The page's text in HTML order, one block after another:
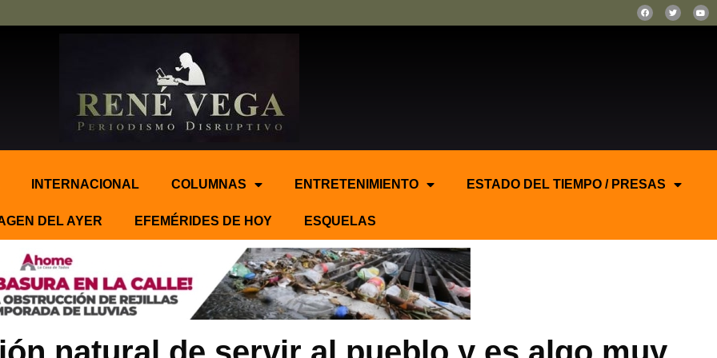
INTERNACIONAL COLUMNAS ENTRETENIMIENTO ESTADO DEL TIEMPO / PRESAS
DEL AYER EFEMÉRIDES DE HOY ESQUELAS